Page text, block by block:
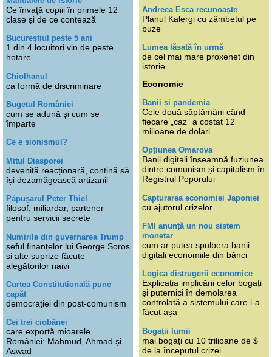
Ce învață copiii în primele 12
clase și de ce contează
Bucureștiul peste 5 ani
1 din 4 locuitori vin de peste
hotare
Chiolhanul
ca formă de discriminare
Bugetul României
cum se adună și cum se
împarte
Ce e sionismul?
Mitul Diasporei
devenită reacționară, contină să
își dezamăgească artizanii
Păpușarul Peter Thiel
filosof, miliardar, partener
pentru servicii secrete
Numirile din guvernarea Trump
șeful finanțelor lui George Soros
și alte suprize făcute
alegătorilor naivi
Curtea Constituțională pune
capăt
democrației din post-comunism
Cei trei ciobănei
care exportă mioarele
României: Mahmud, Ahmad și
Aswad
Andreea Esca recunoaște
Planul Kalergi cu zâmbetul pe
buze
Lumea lăsată în urmă
de cel mai mare proxenet din
istorie
Economie
Banii și pandemia
Cele două săptămâni când
fiecare „caz” a costat 12
milioane de dolari
Opțiunea Omarova
Banii digitali înseamnă fuziunea
dintre comunism și capitalism în
Registrul Poporului
Capturarea economiei Japoniei
cu ajutorul crizelor
FMI anunță un nou sistem
monetar
cum ar putea spulbera banii
digitali economiile din bănci
Logica distrugerii economice
Explicația implicării celor bogați
și puternici în demolarea
controlată a sistemului care i-a
făcut așa
Bogații lumii
mai bogați cu 10 trilioane de $
de la începutul crizei